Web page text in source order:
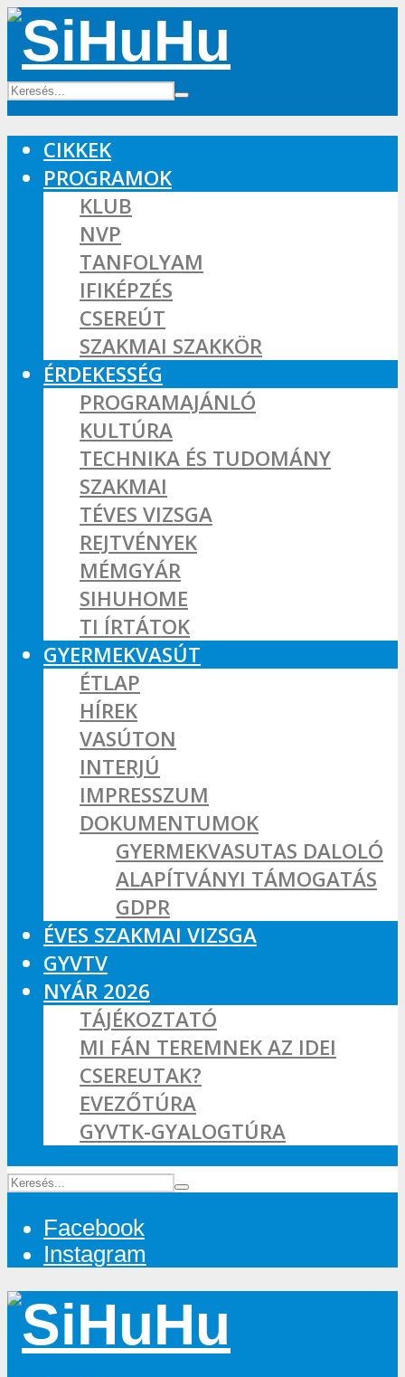
CIKKEK
PROGRAMOK
KLUB
NVP
TANFOLYAM
IFIKÉPZÉS
CSEREÚT
SZAKMAI SZAKKÖR
ÉRDEKESSÉG
PROGRAMAJÁNLÓ
KULTÚRA
TECHNIKA ÉS TUDOMÁNY
SZAKMAI
TÉVES VIZSGA
REJTVÉNYEK
MÉMGYÁR
SIHUHOME
TI ÍRTÁTOK
GYERMEKVASÚT
ÉTLAP
HÍREK
VASÚTON
INTERJÚ
IMPRESSZUM
DOKUMENTUMOK
GYERMEKVASUTAS DALOLÓ
ALAPÍTVÁNYI TÁMOGATÁS
GDPR
ÉVES SZAKMAI VIZSGA
GYVTV
NYÁR 2026
TÁJÉKOZTATÓ
MI FÁN TEREMNEK AZ IDEI
CSEREUTAK?
EVEZŐTÚRA
GYVTK-GYALOGTÚRA
Facebook
Instagram